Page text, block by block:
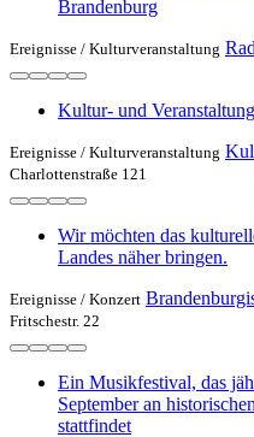
Brandenburg
Ereignisse / Kulturveranstaltung
Kultur- und
Ereignisse / Kulturveranstaltung
Charlottenstraße 121
Wir möchten das
Landes näher bringen.
Ereignisse / Konzert
Fritschestr. 22
Ein Musikfestival, das
September an
stattfindet